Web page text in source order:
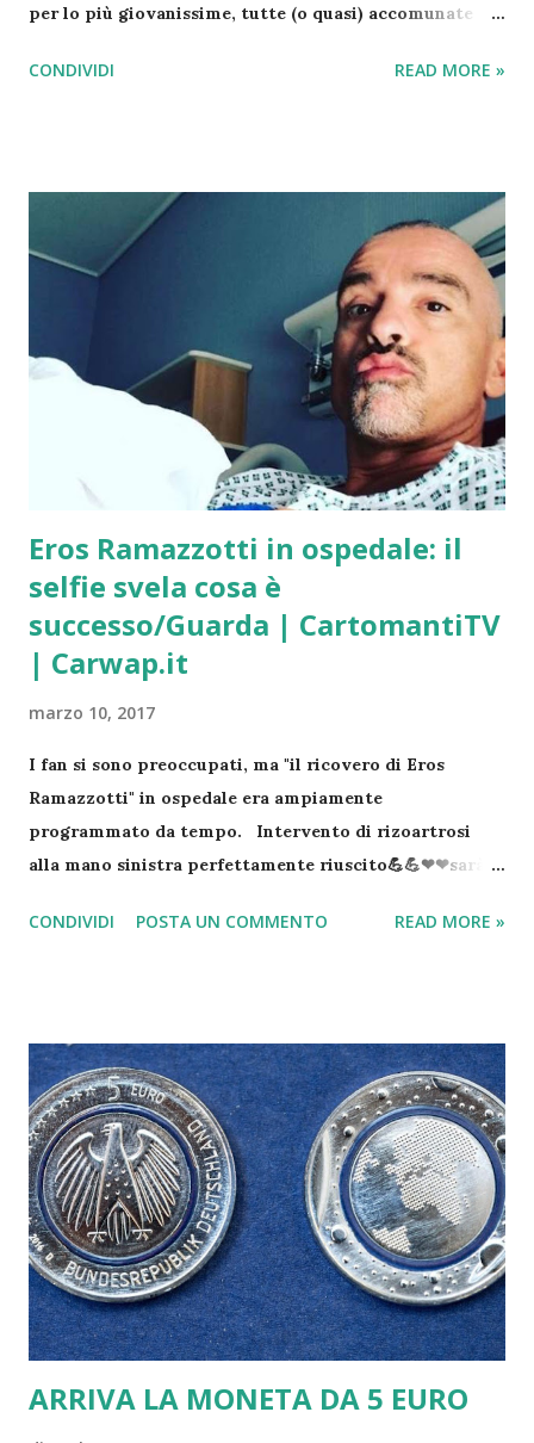
per lo più giovanissime, tutte (o quasi) accomunate
o durante la guida in macchina. Perché anche qualche
Ha perso l’equilibrio ed è morta cadendo giù. Questo è
il suo ultimo scatto prima di precipitare. Gli altri
scatti sono altre due immagini di scene iniziatiche di
una tragedie annunciate! Se si utilizza il telefono non
bisogna essere impegnati in nessuna altra operazione ,
tipo guidare o anche passeggiare a piedi. Ricordalo!
Tutti i Giorni della 8 alle 24 | Accedi al Servizio
Adesso Contattami con fiducia!
CONDIVIDI READ MORE »
Eros Ramazzotti in ospedale: il
selfie svela cosa è
successo/Guarda | CartomantiTV
| Carwap.it
marzo 10, 2017
I fan si sono preoccupati, ma "il ricovero di Eros
Ramazzotti" in ospedale era ampiamente
programmato da tempo. Intervento di rizoartrosi
alla mano sinistra perfettamente riuscito💪💪❤❤sarà
degenza, ritornerò presto, lo giuro😂😂🎤🎸🎹🎧🎼
data: 25 Feb 2017 alle ore 15:36 PST Il popolare
cantante romano, ma milanese d'adozione, si è infatti
sottoposto ad un intervento per la rizoartrosi, una
variante dell'artrosi che colpisce il pollice, alla mano
sinistra. Eros lo ha fatto sapere ai fan: "Intervento alla
mano perfettamente riuscito, sarà una notte tosta ma
non mollo" . Poi il pensiero per la figlia Aurora e per la
compagna, Marica Pellegrinelli: "Mi mancate". Grazie
a tutti per i massaggi d'affetto👍💪✋️...
CONDIVIDI POSTA UN COMMENTO READ MORE »
ARRIVA LA MONETA DA 5 EURO